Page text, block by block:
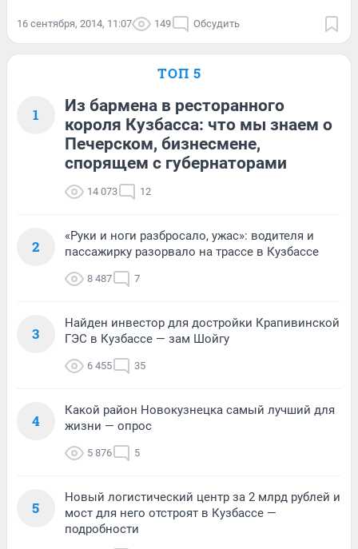
16 сентября, 2014, 11:07 149 Обсудить
ТОП 5
1
Из бармена в ресторанного
короля Кузбасса: что мы знаем о
Печерском, бизнесмене,
спорящем с губернаторами
14 073 12
2
«Руки и ноги разбросало, ужас»: водителя и
пассажирку разорвало на трассе в Кузбассе
8 487 7
3
Найден инвестор для достройки Крапивинской
ГЭС в Кузбассе — зам Шойгу
6 455 35
4
Какой район Новокузнецка самый лучший для
жизни — опрос
5 876 5
5
Новый логистический центр за 2 млрд рублей и
мост для него отстроят в Кузбассе —
подробности